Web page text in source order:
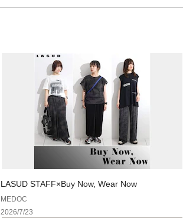
LASUD STAFF×Buy Now, Wear Now
MEDOC
2026/7/23